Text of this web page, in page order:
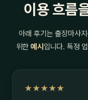
이용 흐름
아래 후기는 출장마사
위한예시 입니다. 특정
★★★★★